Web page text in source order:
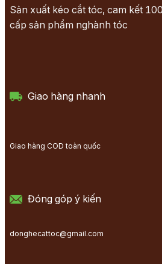
Sản xuất kéo cắt tóc, cam kết
cấp sản phẩm nghành tóc
Giao hàng nhanh
Giao hàng COD toàn quốc
Đóng góp ý kiến
donghecattoc@gmail.com